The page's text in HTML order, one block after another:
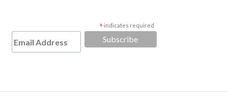
* indicates required